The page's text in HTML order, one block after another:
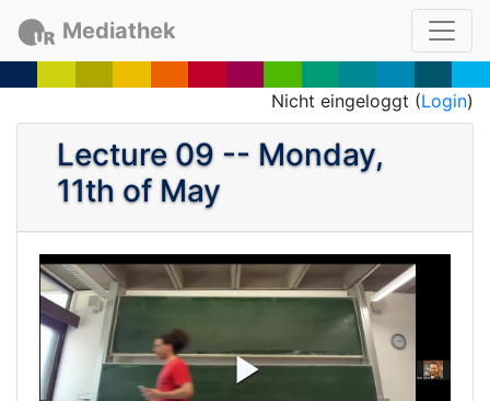
Mediathek
Nicht eingeloggt (Login)
Lecture 09 -- Monday,
11th of May